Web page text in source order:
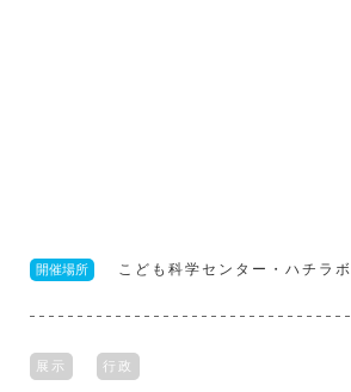
開催場所 こども科学センター・ハチラボ
展示 行政